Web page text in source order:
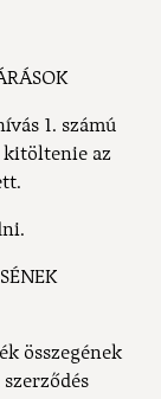
1. számú
az
összegének